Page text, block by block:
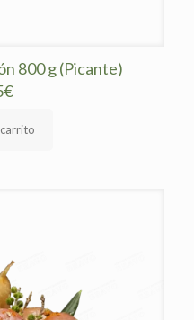
800 g (Picante)
€